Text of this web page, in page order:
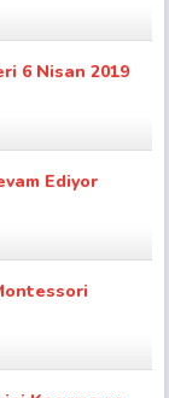
6 Nisan 2019
Ediyor